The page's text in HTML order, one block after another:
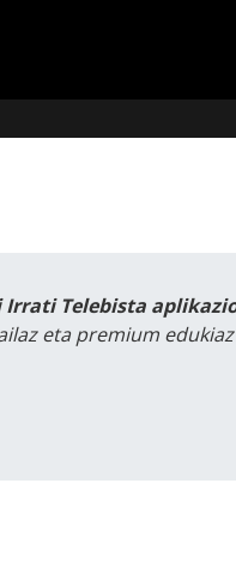
Irrati Telebista
eta premium